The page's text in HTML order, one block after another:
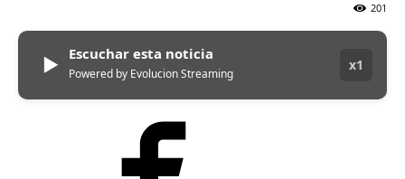
201
▶ Escuchar esta noticia
Powered by Evolucion Streaming
x1